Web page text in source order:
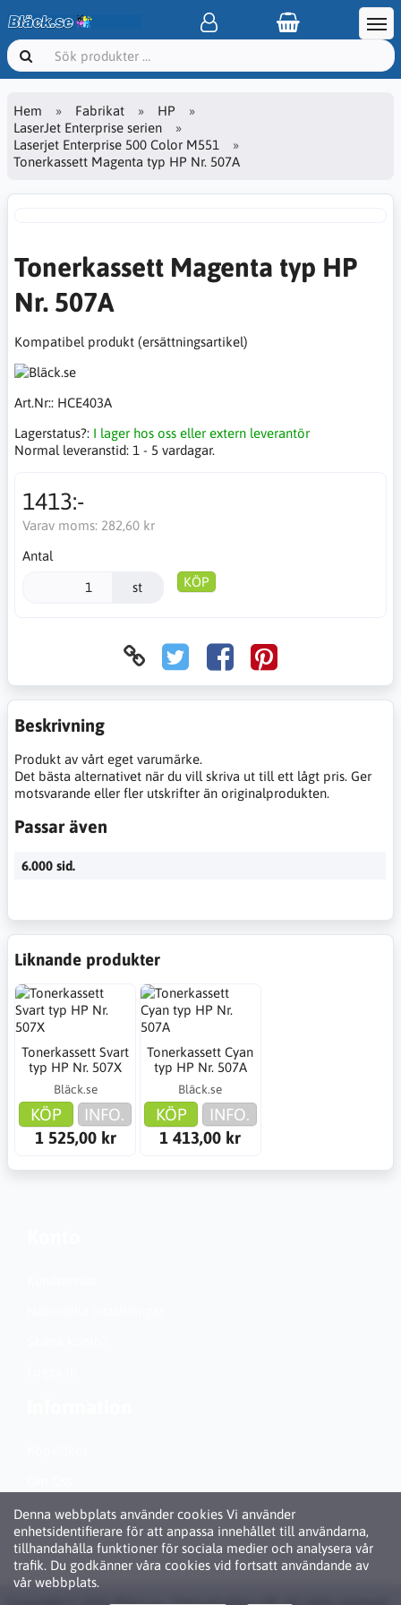
Hem Fabrikat
HP
LaserJet Enterprise serien
Laserjet Enterprise 500 Color M551
Tonerkassett Magenta typ HP Nr. 507A
Tonerkassett Magenta typ HP
Nr. 507A
Kompatibel produkt (ersättningsartikel)
Art.Nr:: HCE403A
Lagerstatus?: I lager hos oss eller extern leverantör
Normal leveranstid: 1 - 5 vardagar.
1413:-
Varav moms: 282,60 kr
Antal
st KÖP
Beskrivning
Produkt av vårt eget varumärke.
Det bästa alternativet när du vill skriva ut till ett lågt pris. Ger
motsvarande eller fler utskrifter än originalprodukten.
Passar även
6.000 sid.
Liknande produkter
Tonerkassett Svart
typ HP Nr. 507X
Bläck.se
KÖP
INFO.
1 525,00 kr
Tonerkassett Cyan
typ HP Nr. 507A
Bläck.se
KÖP
INFO.
1 413,00 kr
Denna webbplats använder cookies Vi använder
enhetsidentifierare för att anpassa innehållet till användarna,
tillhandahålla funktioner för sociala medier och analysera vår
trafik. Du godkänner våra cookies vid fortsatt användande av
vår webbplats.
Personuppgiftspolicy (GDPR)
Om Cookies